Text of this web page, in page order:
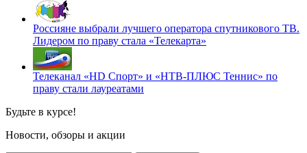
Россияне выбрали лучшего оператора спутникового ТВ.
Лидером по праву стала «Телекарта»
Телеканал «HD Спорт» и «НТВ-ПЛЮС Теннис» по
праву стали лауреатами
Будьте в курсе!
Новости, обзоры и акции